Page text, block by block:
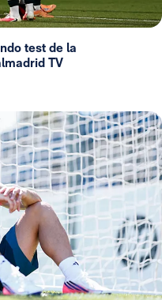
test de la
TV